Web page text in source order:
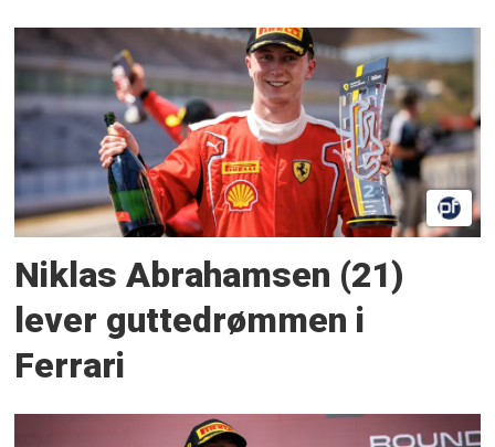
Niklas Abrahamsen (21)
lever guttedrømmen i
Ferrari